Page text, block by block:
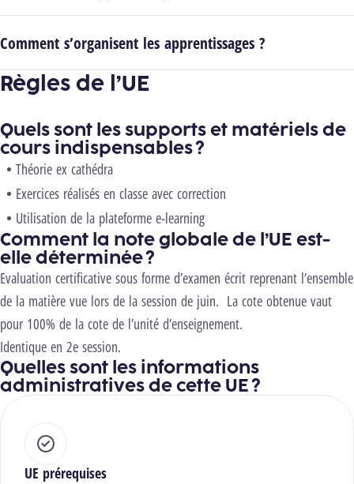
Comment s’organisent les apprentissages ?
Règles de l’UE
Quels sont les supports et matériels de
cours indispensables ?
Théorie ex cathédra
Exercices réalisés en classe avec correction
Utilisation de la plateforme e-learning
Comment la note globale de l’UE est-
elle déterminée ?
Evaluation certificative sous forme d’examen écrit reprenant l’ensemble
de la matière vue lors de la session de juin. La cote obtenue vaut
pour 100% de la cote de l’unité d’enseignement.
Identique en 2e session.
Quelles sont les informations
administratives de cette UE ?
UE prérequises